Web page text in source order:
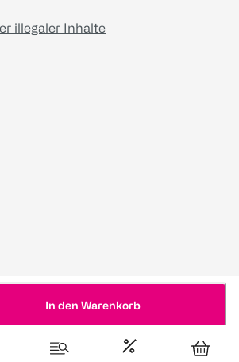
In den Warenkorb
illegaler Inhalte